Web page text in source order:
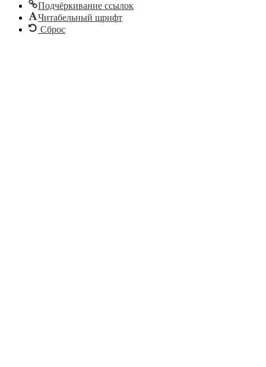
Подчёркивание ссылок
Читабельный шрифт
Сброс